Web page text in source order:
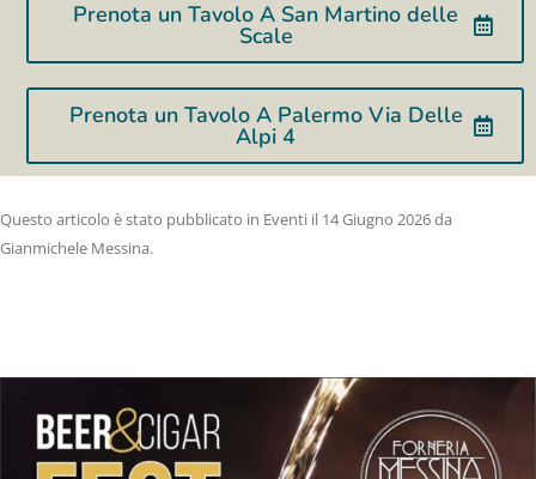
Prenota un Tavolo A San Martino delle
Scale
Prenota un Tavolo A Palermo Via Delle
Alpi 4
Questo articolo è stato pubblicato in Eventi il 14 Giugno 2026da
Gianmichele Messina.